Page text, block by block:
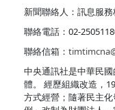
新聞聯絡人：訊息服務
聯絡電話：02-
聯絡信箱：
中央通訊社是中華民
體。 經歷組織改造，
方式經營；隨著民主